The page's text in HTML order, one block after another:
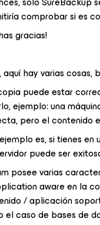
comprobar si es
gracias!
aquí hay varias cosas,
puede estar
ejemplo: una
pero el contenido
es, si tienes
puede ser
posee varias
aware en la
/ aplicación
el caso de bases de